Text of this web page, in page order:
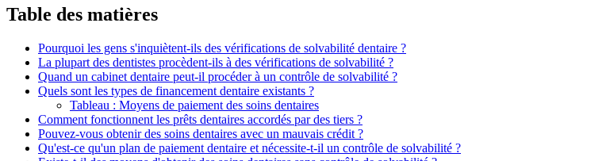
Table des matières
Pourquoi les gens s'inquiètent-ils des vérifications de solvabilité dentaire ?
La plupart des dentistes procèdent-ils à des vérifications de solvabilité ?
Quand un cabinet dentaire peut-il procéder à un contrôle de solvabilité ?
Quels sont les types de financement dentaire existants ?
Tableau : Moyens de paiement des soins dentaires
Comment fonctionnent les prêts dentaires accordés par des tiers ?
Pouvez-vous obtenir des soins dentaires avec un mauvais crédit ?
Qu'est-ce qu'un plan de paiement dentaire et nécessite-t-il un contrôle de solvabilité ?